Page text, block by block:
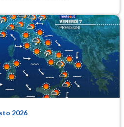
2026